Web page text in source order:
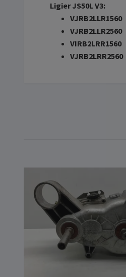
Ligier JS50L V3:
VJRB2LLR1560
VJRB2LLR2560
VIRB2LRR1560
VJRB2LRR2560